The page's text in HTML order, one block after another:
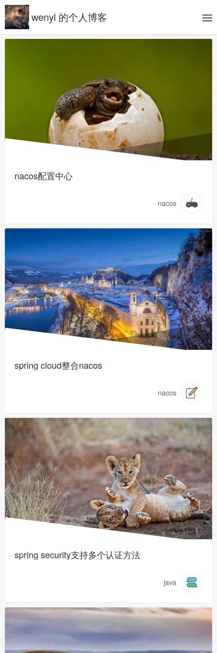
wenyl 的个人博客
nacos配置中心
nacos
spring cloud整合nacos
nacos
spring security支持多个认证方法
java